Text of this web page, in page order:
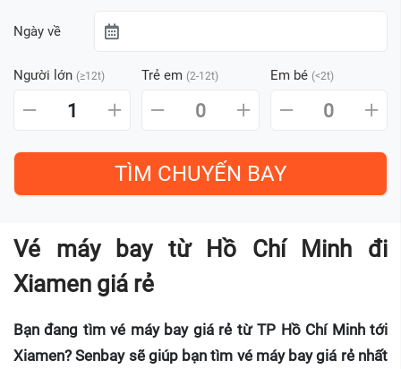
Ngày về
Người lớn (≥12t) Trẻ em (2-12t) Em bé (<2t)
1 0 0
Vé máy bay từ Hồ Chí Minh đi
Xiamen giá rẻ
Bạn đang tìm vé máy bay giá rẻ từ TP Hồ Chí Minh tới
Xiamen? Senbay sẽ giúp bạn tìm vé máy bay giá rẻ nhất